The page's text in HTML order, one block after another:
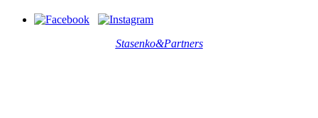
Stasenko&Partners